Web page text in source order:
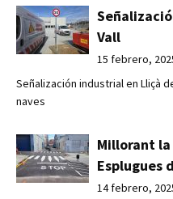
Vall
15 febrero,
Señalización industrial en Lliçà
naves
Millorant
Esplugues
14 febrero,